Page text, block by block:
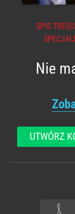
SPIS TREŚCI
Nie
UTWÓRZ